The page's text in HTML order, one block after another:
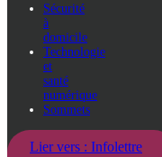
Sécurité
à
domicile
Technologie
et
santé
numérique
Sommets
Lier vers : Infolettre